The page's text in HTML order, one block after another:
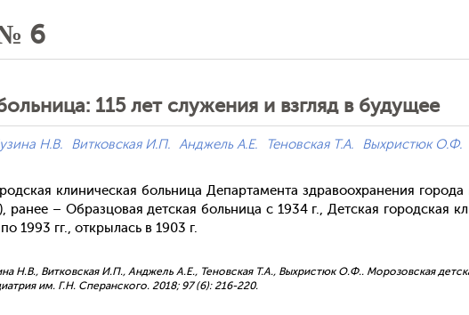
6
115 лет служения и взгляд в будущее
Н.В. Витковская И.П. Анджель А.Е. Теновская Т.А. Выхристюк О.Ф.
кли­ничес­кая боль­ни­ца Де­пар­та­мен­та здра­во­ох­ра­нения
– Об­разцо­вая дет­ская боль­ни­ца с 1934 г., Дет­ская го­род­ская
1993 гг., от­кры­лась в 1903 г.
Н.В., Витковская И.П., Анджель А.Е., Теновская Т.А., Выхристюк О.Ф.. Морозовская
им. Г.Н. Сперанского. 2018; 97 (6): 216-220.